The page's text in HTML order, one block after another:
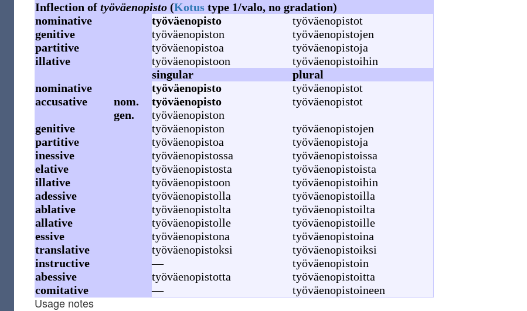
Inflection of työväenopisto (Kotus type 1/valo, no gradation)
nominative
työväenopisto
työväenopistot
genitive
työväenopiston
työväenopistojen
partitive
työväenopistoa
työväenopistoja
illative
työväenopistoon
työväenopistoihin
singular
plural
nominative
työväenopisto
työväenopistot
accusative
nom. työväenopisto
työväenopistot
gen.
työväenopiston
genitive
työväenopiston
työväenopistojen
partitive
työväenopistoa
työväenopistoja
inessive
työväenopistossa
työväenopistoissa
elative
työväenopistosta
työväenopistoista
illative
työväenopistoon
työväenopistoihin
adessive
työväenopistolla
työväenopistoilla
ablative
työväenopistolta
työväenopistoilta
allative
työväenopistolle
työväenopistoille
essive
työväenopistona
työväenopistoina
translative
työväenopistoksi
työväenopistoiksi
instructive
—
työväenopistoin
abessive
työväenopistotta
työväenopistoitta
comitative
— työväenopistoineen
Usage notes